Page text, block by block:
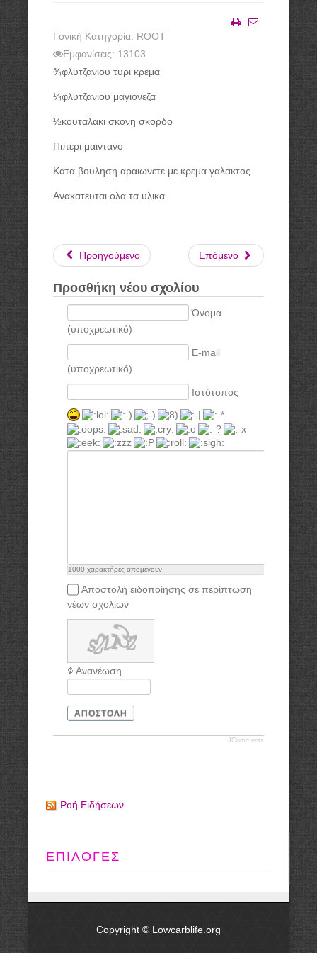
Γονική Κατηγορία: ROOT
Εμφανίσεις: 13103
¾φλυτζανιου τυρι κρεμα
¼φλυτζανιου μαγιονεζα
½κουταλακι σκονη σκορδο
Πιπερι μαιντανο
Κατα βουληση αραιωνετε με κρεμα γαλακτος
Ανακατευται ολα τα υλικα
Προηγούμενο Επόμενο
Προσθήκη νέου σχολίου
Όνομα
(υποχρεωτικό)
E-mail
(υποχρεωτικό)
Ιστότοπος
1000 χαρακτήρες απομένουν
Αποστολή ειδοποίησης σε περίπτωση
νέων σχολίων
Ανανέωση
ΑΠΟΣΤΟΛΉ
JComments
Ροή Ειδήσεων
ΕΠΙΛΟΓΕΣ
Copyright © Lowcarblife.org